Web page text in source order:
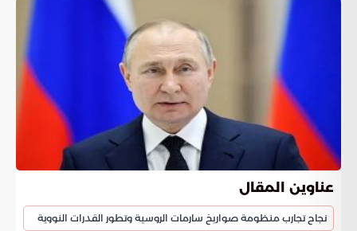
عناوين المقال
نجاح تجارب منظومة صواريخ سارمات الروسية وتطور القدرات النووية